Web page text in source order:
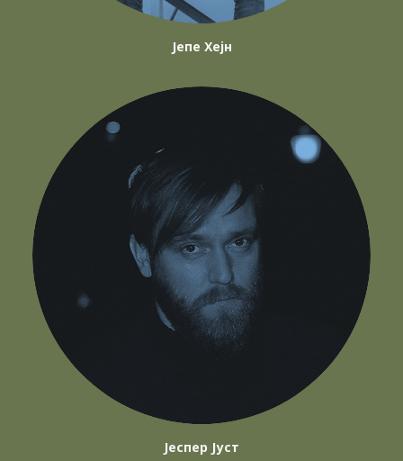
Јепе Хејн
Јеспер Јуст